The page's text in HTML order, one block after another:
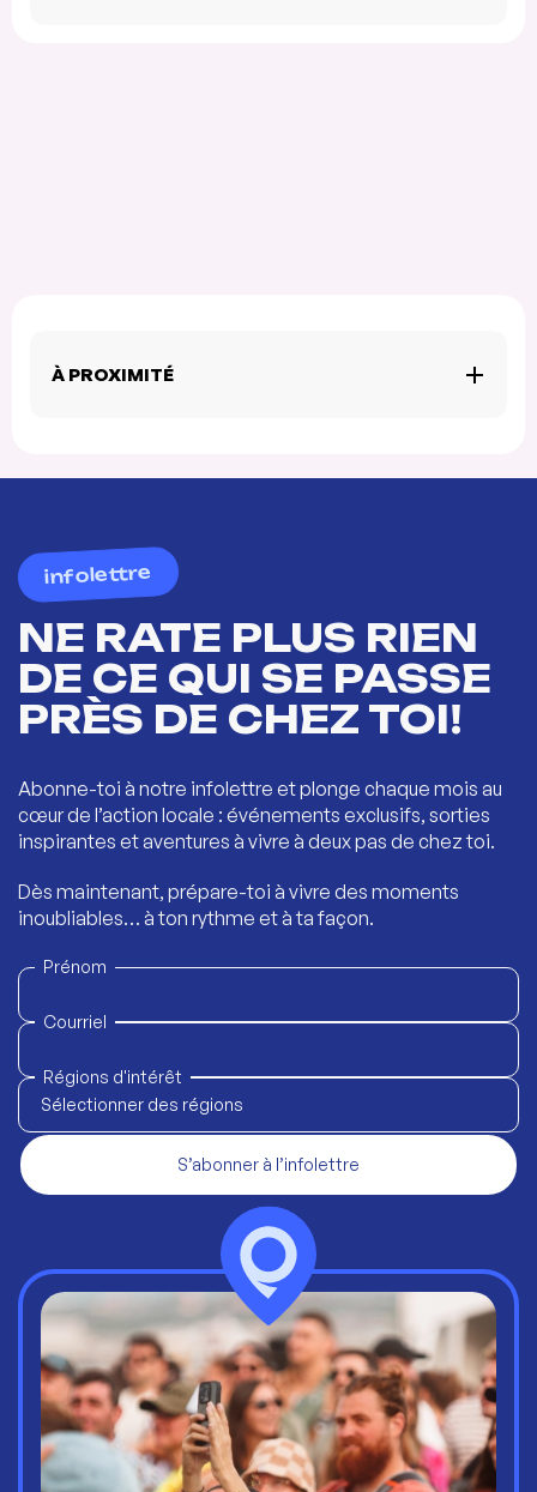
À PROXIMITÉ
infolettre
NE RATE PLUS RIEN
DE CE QUI SE PASSE
PRÈS DE CHEZ TOI!
Abonne-toi à notre infolettre et plonge chaque mois au
cœur de l’action locale : événements exclusifs, sorties
inspirantes et aventures à vivre à deux pas de chez toi.
Dès maintenant, prépare-toi à vivre des moments
inoubliables… à ton rythme et à ta façon.
Prénom
Courriel
Régions d'intérêt
Sélectionner des régions
S’abonner à l’infolettre